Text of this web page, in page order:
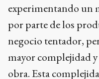
experimentando un
por parte de los
negocio tentador,
mayor complejidad
obra. Esta